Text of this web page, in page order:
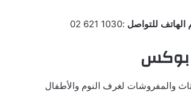
الهاتف للتواصل :1030 621 02
والمفروشات لغرف النوم والأطفال